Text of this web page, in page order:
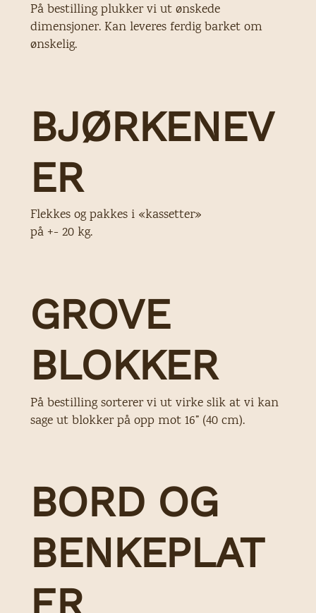
På bestilling plukker vi ut ønskede
dimensjoner. Kan leveres ferdig barket om
ønskelig.
BJØRKENEV
ER
Flekkes og pakkes i «kassetter»
på +- 20 kg.
GROVE
BLOKKER
På bestilling sorterer vi ut virke slik at vi kan
sage ut blokker på opp mot 16” (40 cm).
BORD OG
BENKEPLAT